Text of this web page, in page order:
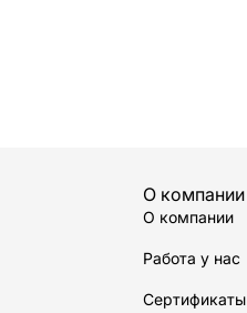
О компании
О компании
Работа у нас
Сертификаты